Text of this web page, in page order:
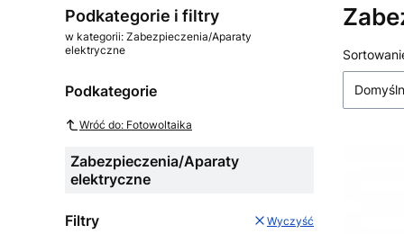
Podkategorie i filtry
w kategorii: Zabezpieczenia/Aparaty
elektryczne
Podkategorie
Wróć do: Fotowoltaika
Zabezpieczenia/Aparaty
elektryczne
Filtry Wyczyść
Lista